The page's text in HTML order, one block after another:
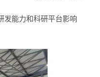
发能力和科研平台影响